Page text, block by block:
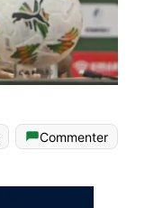
Commenter